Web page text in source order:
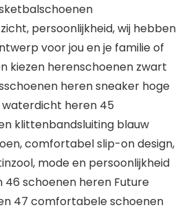
persoonlijkheid, wij hebben
voor jou en je familie of
kiezen herenschoenen zwart
heren sneaker hoge
heren 45
klittenbandsluiting blauw
comfortabel slip-on design,
mode en persoonlijkheid
schoenen heren Future
47 comfortabele schoenen